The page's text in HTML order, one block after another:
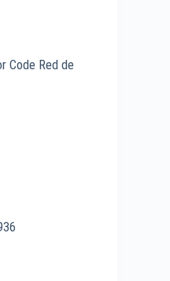
Code Red de